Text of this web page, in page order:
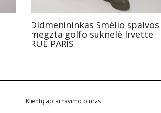
Didmenininkas Smėlio spalvos
megzta golfo suknelė Irvette
RUE PARIS
Klientų aptarnavimo biuras